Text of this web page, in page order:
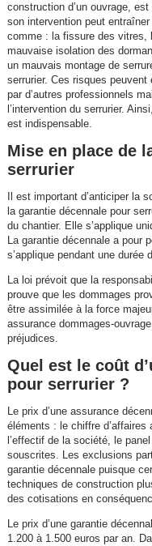
construction d’un ouvrage,
son intervention peut
comme : la fissure des vitres,
mauvaise isolation des
un mauvais montage de
serrurier. Ces risques
par d’autres professionnels
l’intervention du serrurier.
est indispensable.
Mise en place de
serrurier
Il est important d’anticiper la
la garantie décennale pour
du chantier. Elle s’applique
La garantie décennale a pour
s’applique pendant une durée
La loi prévoit que la
prouve que les dommages
être assimilée à la force
assurance dommages-
préjudices.
Quel est le coût
pour serrurier ?
Le prix d’une assurance
éléments : le chiffre d’affaires
l’effectif de la société, le
souscrites. Les exclusions
garantie décennale puisque
techniques de construction
des cotisations en
Le prix d’une garantie
1.200 à 1.500 euros par an.